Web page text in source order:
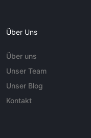
Über Uns
Über uns
Unser Team
Unser Blog
Kontakt